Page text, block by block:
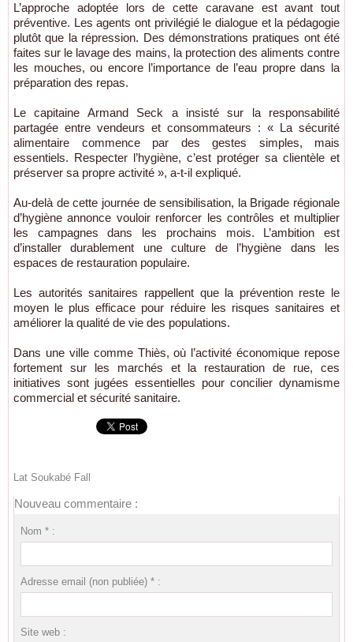
L’approche adoptée lors de cette caravane est avant tout
préventive. Les agents ont privilégié le dialogue et la pédagogie
plutôt que la répression. Des démonstrations pratiques ont été
faites sur le lavage des mains, la protection des aliments contre
les mouches, ou encore l’importance de l’eau propre dans la
préparation des repas.
Le capitaine Armand Seck a insisté sur la responsabilité
partagée entre vendeurs et consommateurs : « La sécurité
alimentaire commence par des gestes simples, mais
essentiels. Respecter l’hygiène, c’est protéger sa clientèle et
préserver sa propre activité », a-t-il expliqué.
Au-delà de cette journée de sensibilisation, la Brigade régionale
d’hygiène annonce vouloir renforcer les contrôles et multiplier
les campagnes dans les prochains mois. L’ambition est
d’installer durablement une culture de l’hygiène dans les
espaces de restauration populaire.
Les autorités sanitaires rappellent que la prévention reste le
moyen le plus efficace pour réduire les risques sanitaires et
améliorer la qualité de vie des populations.
Dans une ville comme Thiès, où l’activité économique repose
fortement sur les marchés et la restauration de rue, ces
initiatives sont jugées essentielles pour concilier dynamisme
commercial et sécurité sanitaire.
Lat Soukabé Fall
Nouveau commentaire :
Nom * :
Adresse email (non publiée) * :
Site web :